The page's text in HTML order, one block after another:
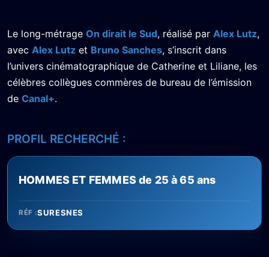
Le long-métrage On dirait le Sud, réalisé par Alex Lutz,
avec Alex Lutz et Bruno Sanches, s’inscrit dans
l’univers cinématographique de Catherine et Liliane, les
célèbres collègues commères de bureau de l’émission
de Canal+.
PROFIL RECHERCHÉ :
HOMMES ET FEMMES de 25 à 65 ans
RÉF :SURESNES